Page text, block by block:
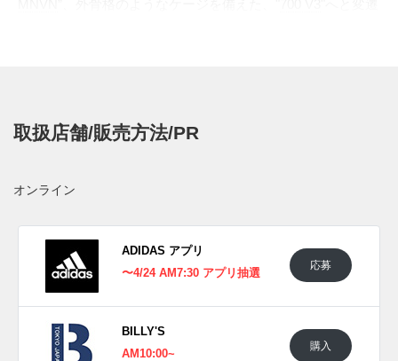
なソールは、エネルギッシュなオレンジで彩色。ファースト
日本国内では2021年4月24日より一部のアディダス オリジナ
ルス取扱店にて発売予定。価格は33,000円(税込)。 また新た
な情報が入り次第、スニーカーウォーズの
Twitter やFacebook
などで報告したい。
取扱店舗/販売方法/PR
オンライン
ADIDAS アプリ
〜4/24 AM7:30 アプリ抽選
応募
BILLY'S
AM10:00~
購入